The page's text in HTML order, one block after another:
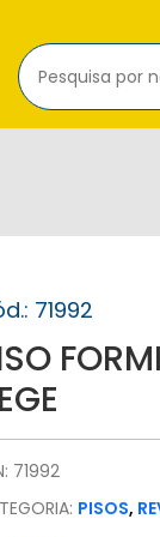
71992
71992
PISOS,